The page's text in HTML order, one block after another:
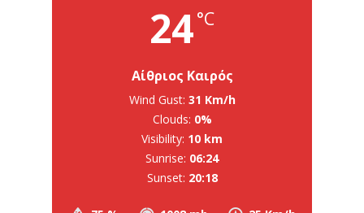
24°C
Αίθριος Καιρός
Wind Gust: 31 Km/h
Clouds: 0%
Visibility: 10 km
Sunrise: 06:24
Sunset: 20:18